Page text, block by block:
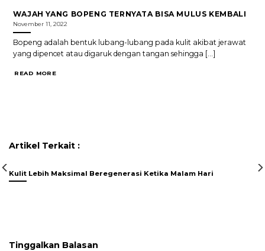
WAJAH YANG BOPENG TERNYATA BISA MULUS KEMBALI
November 11, 2022
Bopeng adalah bentuk lubang-lubang pada kulit akibat jerawat
yang dipencet atau digaruk dengan tangan sehingga [...]
READ MORE
Artikel Terkait :
Kulit Lebih Maksimal Beregenerasi Ketika Malam Hari
Tinggalkan Balasan